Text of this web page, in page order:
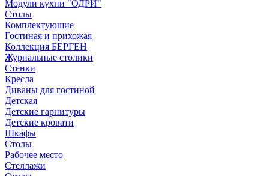
Модули кухни "ОДРИ"
Столы
Комплектующие
Гостиная и прихожая
Коллекция БЕРГЕН
Журнальные столики
Стенки
Кресла
Диваны для гостиной
Детская
Детские гарнитуры
Детские кровати
Шкафы
Столы
Рабочее место
Стеллажи